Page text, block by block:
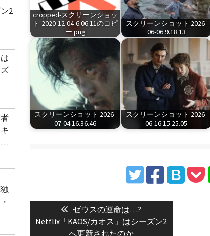
cropped-スクリーンショッ
ト-2020-12-04-6.06.11のコピ
ー.png
スクリーンショット 2026-
06-06 9.18.13
スクリーンショット 2026-
07-04 16.36.46
スクリーンショット 2026-
06-16 15.25.05
投
ナ
Previous
post:
ゼウスの運命は…?
Netflix「KAOS/カオス」はシーズン2
へ更新されたのか
2
…